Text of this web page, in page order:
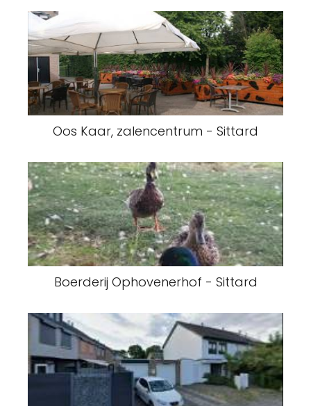
Oos Kaar, zalencentrum - Sittard
Boerderij Ophovenerhof - Sittard